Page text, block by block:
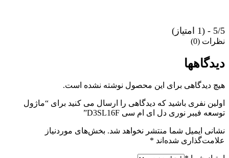
5/5 - (1 امتیاز)
نظرات (0)
دیدگاهها
هیچ دیدگاهی برای این محصول نوشته نشده است.
اولین نفری باشید که دیدگاهی را ارسال می کنید برای “ماژول
توسعه فیبر نوری دل ای ام سی D3SL16F”
نشانی ایمیل شما منتشر نخواهد شد. بخش‌های موردنیاز
علامت‌گذاری شده‌اند *